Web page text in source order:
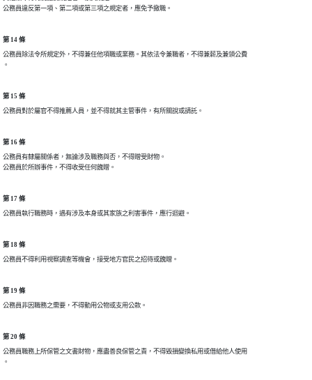
第 14 條
公務員除法令所規定外，不得兼任他項職或業務。其依法令兼職者，不得兼薪及兼領公費
第 15 條
第 16 條
公務員有隸屬關係者，無論涉及職務與否，不得贈受財物。
第 17 條
第 18 條
第 19 條
第 20 條
公務員職務上所保管之文書財物，應盡善良保管之責，不得毀損變換私用或借給他人使用